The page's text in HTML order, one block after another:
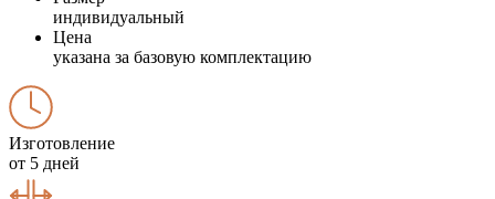
индивидуальный
Цена
указана за базовую комплектацию
Изготовление
от 5 дней